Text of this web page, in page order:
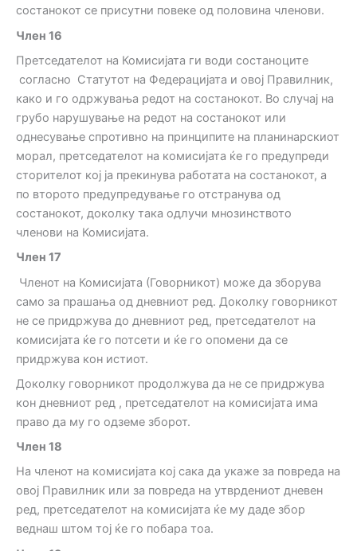
состанокот се присутни повеке од половина членови.
Член 16
Претседателот на Комисијата ги води состаноците
согласно Статутот на Федерацијата и овој Правилник,
како и го одржувања редот на состанокот. Во случај на
грубо нарушување на редот на состанокот или
однесување спротивно на принципите на планинарскиот
морал, претседателот на комисијата ќе го предупреди
сторителот кој ја прекинува работата на состанокот, а
по второто предупредување го отстранува од
состанокот, доколку така одлучи мнозинството
членови на Комисијата.
Член 17
Членот на Комисијата (Говорникот) може да зборува
само за прашања од дневниот ред. Доколку говорникот
не се придржува до дневниот ред, претседателот на
комисијата ќе го потсети и ќе го опомени да се
придржува кон истиот.
Доколку говорникот продолжува да не се придржува
кон дневниот ред , претседателот на комисијата има
право да му го одземе зборот.
Член 18
На членот на комисијата кој сака да укаже за повреда на
овој Правилник или за повреда на утврдениот дневен
ред, претседателот на комисијата ќе му даде збор
веднаш штом тој ќе го побара тоа.